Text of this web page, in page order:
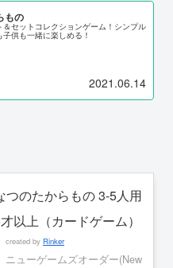
もの
＆セットコレクションゲーム！シンプル
供も一緒に楽しめる！
2021.06.14
つのたからもの 3-5人用
以上（カードゲーム）
created by Rinker
ニューゲームズオーダー(New